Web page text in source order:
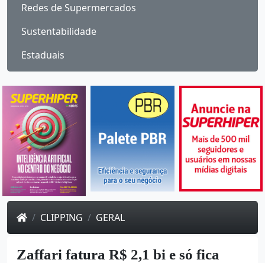
Redes de Supermercados
Sustentabilidade
Estaduais
CLIPPING GERAL
Zaffari fatura R$ 2,1 bi e só fica